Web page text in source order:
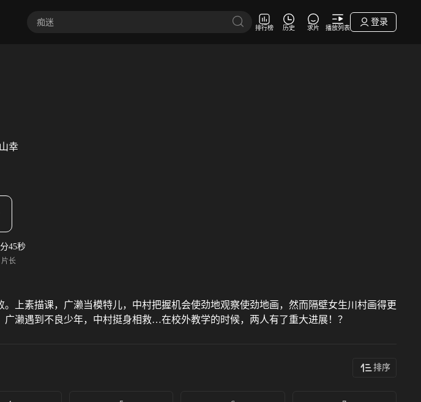
排行榜 历史 求片 播放列表
登录
幸
45秒
片长
上素描课，广濑当模特儿，中村把握机会使劲地观察使劲地画，然而隔壁女生川村画得更
濑遇到不良少年，中村挺身相救…在校外教学的时候，两人有了重大进展！？
排序